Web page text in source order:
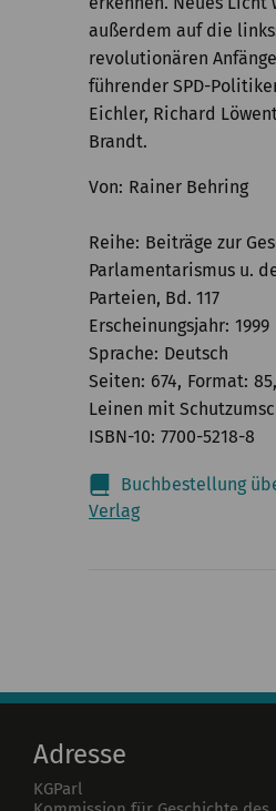
außerdem auf die
revolutionären
führender SPD-
Eichler, Richard
Brandt.
Von Rainer Behring
Reihe Beiträge zur
Parlamentarismus u.
Parteien, Bd. 117
Erscheinungsjahr 1999
Sprache Deutsch
Seiten 674 Format
Leinen mit
ISBN-10 7700-5218-8
Buchbestellung
Verlag
Adresse
KGParl